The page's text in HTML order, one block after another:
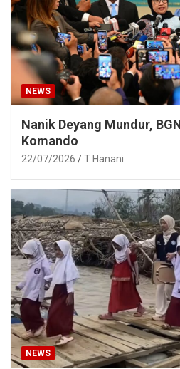
NEWS
Nanik Deyang Mundur,
Komando
22/07/2026 T Hanani
NEWS